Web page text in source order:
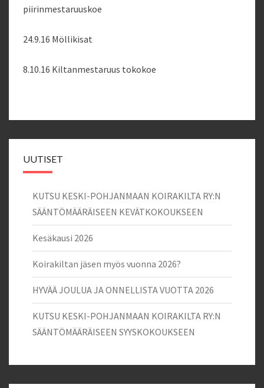
piirinmestaruuskoe
24.9.16 Möllikisat
8.10.16 Kiltanmestaruus tokokoe
UUTISET
KUTSU KESKI-POHJANMAAN KOIRAKILTA RY:N
SÄÄNTÖMÄÄRÄISEEN KEVÄTKOKOUKSEEN
Kesäkausi 2026
Koirakiltan jäsen myös vuonna 2026?
HYVÄÄ JOULUA JA ONNELLISTA VUOTTA 2026
KUTSU KESKI-POHJANMAAN KOIRAKILTA RY:N
SÄÄNTÖMÄÄRÄISEEN SYYSKOKOUKSEEN